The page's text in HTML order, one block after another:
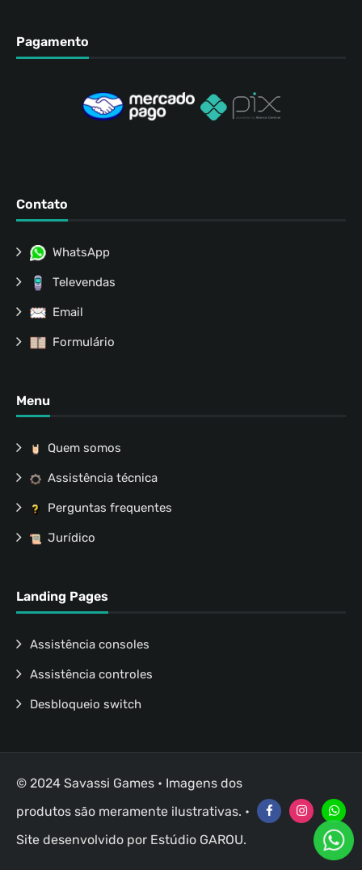
Pagamento
Contato
WhatsApp
Televendas
Email
Formulário
Menu
Quem somos
Assistência técnica
Perguntas frequentes
Jurídico
Landing Pages
Assistência consoles
Assistência controles
Desbloqueio switch
© 2024 Savassi Games • Imagens dos
produtos são meramente ilustrativas. •
Site desenvolvido por Estúdio GAROU.